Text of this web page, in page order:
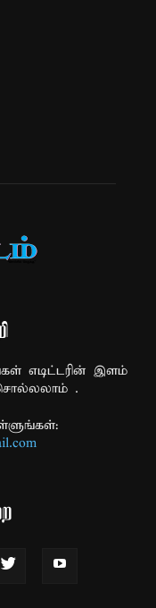
எடிட்டரின் இளம்
.